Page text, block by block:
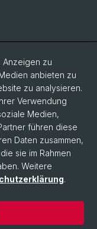
Anzeigen zu
anbieten zu
zu analysieren.
Verwendung
Medien,
führen diese
Daten zusammen,
sie im Rahmen
Weitere
.